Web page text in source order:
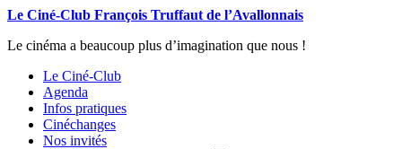
Le Ciné-Club François Truffaut de l’Avallonnais
Le cinéma a beaucoup plus d’imagination que nous !
Le Ciné-Club
Agenda
Infos pratiques
Cinéchanges
Nos invités